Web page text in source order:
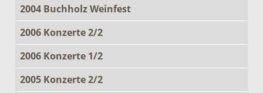
2004 Buchholz Weinfest
2006 Konzerte 2/2
2006 Konzerte 1/2
2005 Konzerte 2/2